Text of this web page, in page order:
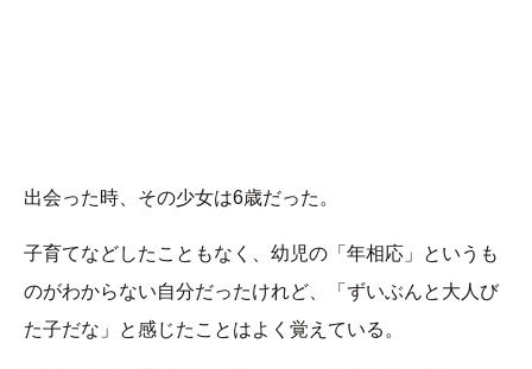
出会った時、その少女は6歳だった。
子育てなどしたこともなく、幼児の「年相応」というも
のがわからない自分だったけれど、「ずいぶんと大人び
た子だな」と感じたことはよく覚えている。